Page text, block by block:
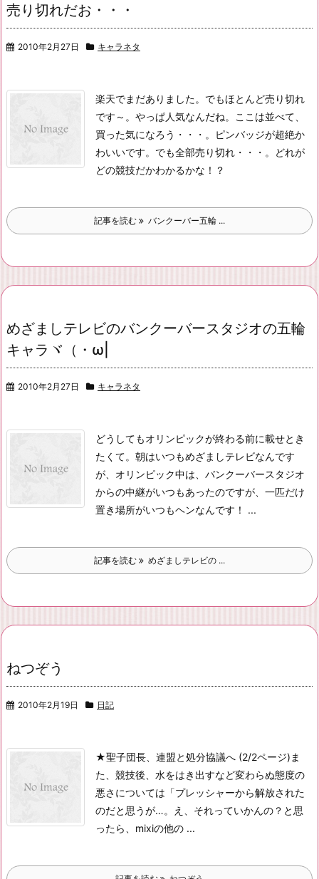
売り切れだお・・・
2010年2月27日 キャラネタ
楽天でまだありました。でもほとんど売り切れ
です～。やっぱ人気なんだね。
ここは並べて、
買った気になろう・・・。
ピンバッジが超絶か
わいいです。でも全部売り切れ・・・。
どれが
どの競技だかわかるかな！？
記事を読む バンクーバー五輪 ...
めざましテレビのバンクーバースタジオの五輪
キャラヾ（・ω|
2010年2月27日 キャラネタ
どうしてもオリンピックが終わる前に載せとき
たくて。 朝はいつもめざましテレビなんです
が、 オリンピック中は、バンクーバースタジオ
からの中継がいつもあったのですが、 一匹だけ
置き場所がいつもヘンなんです！ ...
記事を読む めざましテレビの ...
ねつぞう
2010年2月19日 日記
★聖子団長、連盟と処分協議へ (2/2ページ) ま
た、競技後、水をはき出すなど変わらぬ態度の
悪さについては「プレッシャーから解放された
のだと思うが…。
え、それっていかんの？ と思
ったら、mixiの他の ...